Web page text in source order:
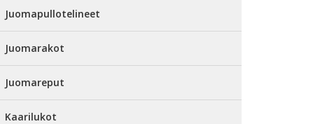
Juomapullotelineet
Juomarakot
Juomareput
Kaarilukot